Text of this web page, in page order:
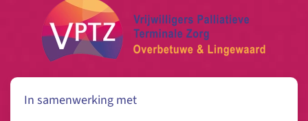
In samenwerking met